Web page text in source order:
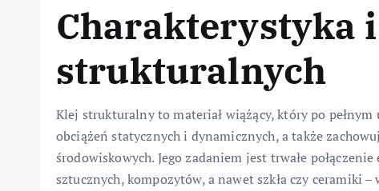
Charakterystyka
strukturalnych
Klej strukturalny to materiał wiążący, który po
obciążeń statycznych i dynamicznych, a także
środowiskowych. Jego zadaniem jest trwałe
sztucznych, kompozytów, a nawet szkła czy ceramiki